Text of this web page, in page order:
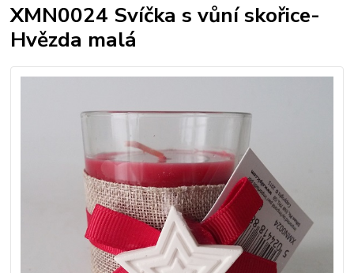
XMN0024 Svíčka s vůní skořice-
Hvězda malá